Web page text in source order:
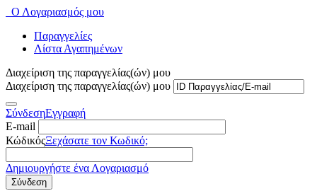
Ο Λογαριασμός μου
Παραγγελίες
Λίστα Αγαπημένων
Διαχείριση της παραγγελίας(ών) μου
Διαχείριση της παραγγελίας(ών) μου
ΣύνδεσηΕγγραφή
E-mail
ΚώδικόςΞεχάσατε τον Κωδικό;
Δημιουργήστε ένα Λογαριασμό
Σύνδεση